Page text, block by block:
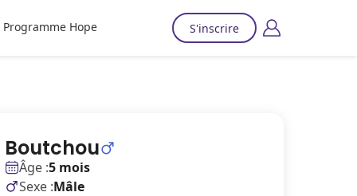
Programme Hope S'inscrire
Boutchou
Âge :5 mois
Sexe :Mâle